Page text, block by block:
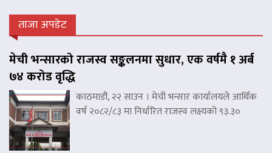
ताजा अपडेट
मेची भन्सारको राजस्व सङ्कलनमा सुधार, एक वर्षमै १ अर्ब
७४ करोड वृद्धि
काठमाडौं, २२ साउन । मेची भन्सार कार्यालयले आर्थिक
वर्ष २०८२/८३ मा निर्धारित राजस्व लक्ष्यको ९३.३०